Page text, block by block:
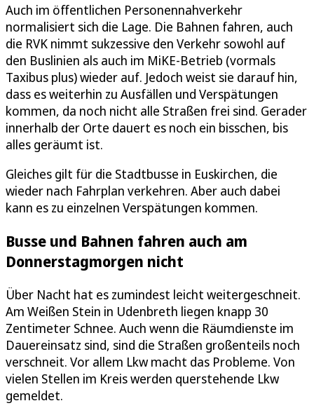
Auch im öffentlichen Personennahverkehr
normalisiert sich die Lage. Die Bahnen fahren, auch
die RVK nimmt sukzessive den Verkehr sowohl auf
den Buslinien als auch im MiKE-Betrieb (vormals
Taxibus plus) wieder auf. Jedoch weist sie darauf hin,
dass es weiterhin zu Ausfällen und Verspätungen
kommen, da noch nicht alle Straßen frei sind. Gerader
innerhalb der Orte dauert es noch ein bisschen, bis
alles geräumt ist.
Gleiches gilt für die Stadtbusse in Euskirchen, die
wieder nach Fahrplan verkehren. Aber auch dabei
kann es zu einzelnen Verspätungen kommen.
Busse und Bahnen fahren auch am
Donnerstagmorgen nicht
Über Nacht hat es zumindest leicht weitergeschneit.
Am Weißen Stein in Udenbreth liegen knapp 30
Zentimeter Schnee. Auch wenn die Räumdienste im
Dauereinsatz sind, sind die Straßen großenteils noch
verschneit. Vor allem Lkw macht das Probleme. Von
vielen Stellen im Kreis werden querstehende Lkw
gemeldet.